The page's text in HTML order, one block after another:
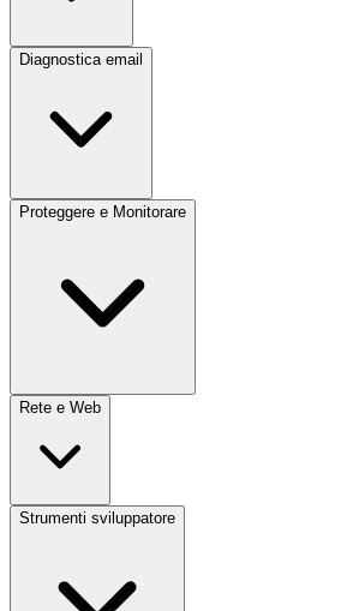
Diagnostica email
Proteggere e Monitorare
Rete e Web
Strumenti sviluppatore